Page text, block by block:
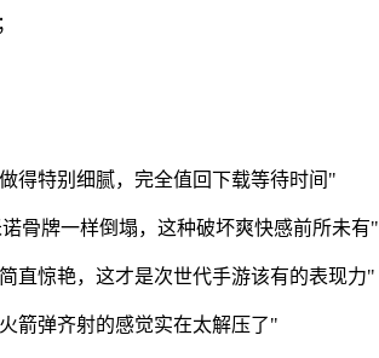
得特别细腻，完全值回下载等待时间"
骨牌一样倒塌，这种破坏爽快感前所未有"
直惊艳，这才是次世代手游该有的表现力"
箭弹齐射的感觉实在太解压了"